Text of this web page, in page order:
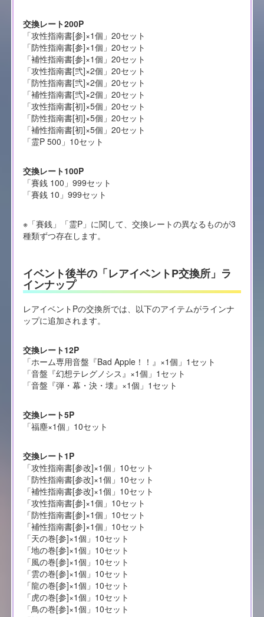
交換レート200P
「攻性指南書[参]×1個」20セット
「防性指南書[参]×1個」20セット
「補性指南書[参]×1個」20セット
「攻性指南書[弐]×2個」20セット
「防性指南書[弐]×2個」20セット
「補性指南書[弐]×2個」20セット
「攻性指南書[初]×5個」20セット
「防性指南書[初]×5個」20セット
「補性指南書[初]×5個」20セット
「霊P 500」10セット
交換レート100P
「賽銭 100」999セット
「賽銭 10」999セット
※「賽銭」「霊P」に関して、交換レートの異なるものが3
種類ずつ存在します。
イベント後半の「レアイベントP交換所」ラ
インナップ
レアイベントPの交換所では、以下のアイテムがラインナ
ップに追加されます。
交換レート12P
「ホーム専用音盤『Bad Apple！！』×1個」1セット
「音盤『幻想テレグノシス』×1個」1セット
「音盤『弾・幕・決・壊』×1個」1セット
交換レート5P
「福塵×1個」10セット
交換レート1P
「攻性指南書[参改]×1個」10セット
「防性指南書[参改]×1個」10セット
「補性指南書[参改]×1個」10セット
「攻性指南書[参]×1個」10セット
「防性指南書[参]×1個」10セット
「補性指南書[参]×1個」10セット
「天の巻[参]×1個」10セット
「地の巻[参]×1個」10セット
「風の巻[参]×1個」10セット
「雲の巻[参]×1個」10セット
「龍の巻[参]×1個」10セット
「虎の巻[参]×1個」10セット
「鳥の巻[参]×1個」10セット